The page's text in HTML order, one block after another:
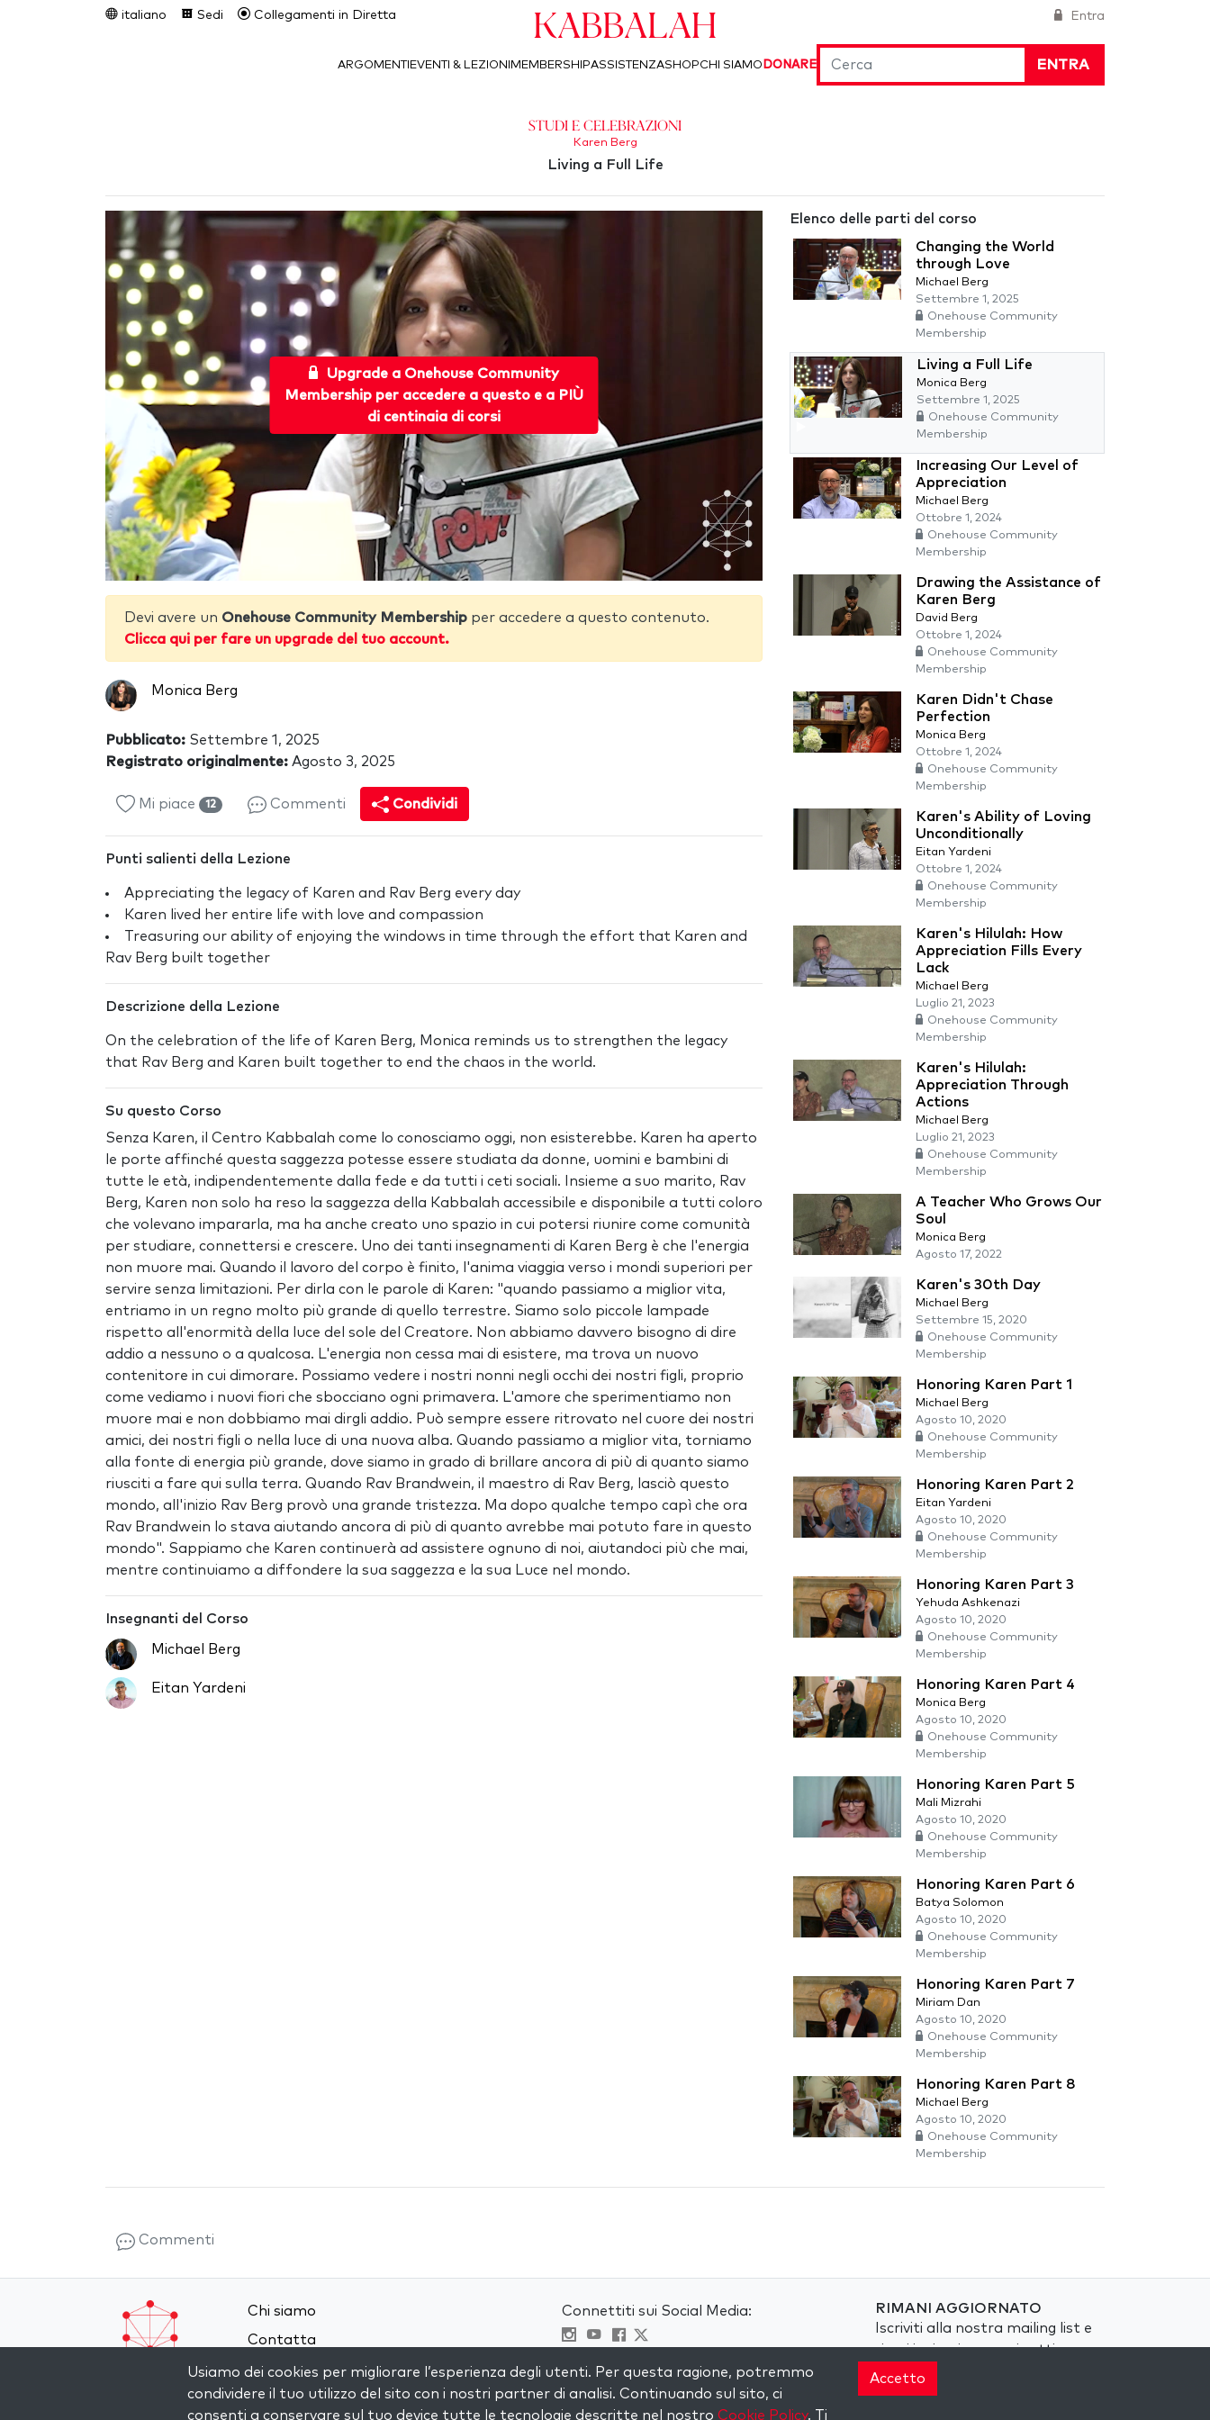
Entra
italiano Sedi Collegamenti in Diretta Kabbalah
ENTRA
ARGOMENTI EVENTI & LEZIONI MEMBERSHIPASSISTENZASHOPCHI SIAMO DONARE
Studi e Celebrazioni
Karen Berg
Living a Full Life
Upgrade a Onehouse Community
Membership per accedere a questo e a PIÙ
di centinaia di corsi
Devi avere un Onehouse Community Membership per accedere a questo contenuto.
Clicca qui per fare un upgrade del tuo account.
Monica Berg
Pubblicato: Settembre 1, 2025
Registrato originalmente: Agosto 3, 2025
Mi piace 12 Commenti Condividi
Punti salienti della Lezione
Appreciating the legacy of Karen and Rav Berg every day
Karen lived her entire life with love and compassion
Treasuring our ability of enjoying the windows in time through the effort that Karen and
Rav Berg built together
Descrizione della Lezione
On the celebration of the life of Karen Berg, Monica reminds us to strengthen the legacy
that Rav Berg and Karen built together to end the chaos in the world.
Su questo Corso
Senza Karen, il Centro Kabbalah come lo conosciamo oggi, non esisterebbe. Karen ha aperto
le porte affinché questa saggezza potesse essere studiata da donne, uomini e bambini di
tutte le età, indipendentemente dalla fede e da tutti i ceti sociali. Insieme a suo marito, Rav
Berg, Karen non solo ha reso la saggezza della Kabbalah accessibile e disponibile a tutti coloro
che volevano impararla, ma ha anche creato uno spazio in cui potersi riunire come comunità
per studiare, connettersi e crescere. Uno dei tanti insegnamenti di Karen Berg è che l'energia
non muore mai. Quando il lavoro del corpo è finito, l'anima viaggia verso i mondi superiori per
servire senza limitazioni. Per dirla con le parole di Karen: "quando passiamo a miglior vita,
entriamo in un regno molto più grande di quello terrestre. Siamo solo piccole lampade
rispetto all'enormità della luce del sole del Creatore. Non abbiamo davvero bisogno di dire
addio a nessuno o a qualcosa. L'energia non cessa mai di esistere, ma trova un nuovo
contenitore in cui dimorare. Possiamo vedere i nostri nonni negli occhi dei nostri figli, proprio
come vediamo i nuovi fiori che sbocciano ogni primavera. L'amore che sperimentiamo non
muore mai e non dobbiamo mai dirgli addio. Può sempre essere ritrovato nel cuore dei nostri
amici, dei nostri figli o nella luce di una nuova alba. Quando passiamo a miglior vita, torniamo
alla fonte di energia più grande, dove siamo in grado di brillare ancora di più di quanto siamo
riusciti a fare qui sulla terra. Quando Rav Brandwein, il maestro di Rav Berg, lasciò questo
mondo, all'inizio Rav Berg provò una grande tristezza. Ma dopo qualche tempo capì che ora
Rav Brandwein lo stava aiutando ancora di più di quanto avrebbe mai potuto fare in questo
mondo". Sappiamo che Karen continuerà ad assistere ognuno di noi, aiutandoci più che mai,
mentre continuiamo a diffondere la sua saggezza e la sua Luce nel mondo.
Insegnanti del Corso
Michael Berg
Eitan Yardeni
Elenco delle parti del corso
Changing the World
through Love
Michael Berg
Settembre 1, 2025
Onehouse Community
Membership
Living a Full Life
Monica Berg
Settembre 1, 2025
Onehouse Community
Membership
Increasing Our Level of
Appreciation
Michael Berg
Ottobre 1, 2024
Onehouse Community
Membership
Drawing the Assistance of
Karen Berg
David Berg
Ottobre 1, 2024
Onehouse Community
Membership
Karen Didn't Chase
Perfection
Monica Berg
Ottobre 1, 2024
Onehouse Community
Membership
Karen's Ability of Loving
Unconditionally
Eitan Yardeni
Ottobre 1, 2024
Onehouse Community
Membership
Karen's Hilulah: How
Appreciation Fills Every
Lack
Michael Berg
Luglio 21, 2023
Onehouse Community
Membership
Karen's Hilulah:
Appreciation Through
Actions
Michael Berg
Luglio 21, 2023
Onehouse Community
Membership
A Teacher Who Grows Our
Soul
Monica Berg
Agosto 17, 2022
Karen's 30th Day
Michael Berg
Settembre 15, 2020
Onehouse Community
Membership
Honoring Karen Part 1
Michael Berg
Agosto 10, 2020
Onehouse Community
Membership
Honoring Karen Part 2
Eitan Yardeni
Agosto 10, 2020
Onehouse Community
Membership
Honoring Karen Part 3
Yehuda Ashkenazi
Agosto 10, 2020
Onehouse Community
Membership
Honoring Karen Part 4
Monica Berg
Agosto 10, 2020
Onehouse Community
Membership
Honoring Karen Part 5
Mali Mizrahi
Agosto 10, 2020
Onehouse Community
Membership
Honoring Karen Part 6
Batya Solomon
Agosto 10, 2020
Onehouse Community
Membership
Honoring Karen Part 7
Miriam Dan
Agosto 10, 2020
Onehouse Community
Membership
Honoring Karen Part 8
Michael Berg
Agosto 10, 2020
Onehouse Community
Membership
Commenti
Chi siamo
Contatta
Termini e Condizioni
Privacy Policy
Connettiti sui Social Media:
Visit kabbalah master classes
RIMANI AGGIORNATO
Iscriviti alla nostra mailing list e
ricevi ispirazione ogni settimana
nella tua casella di posta.
Usiamo dei cookies per migliorare l’esperienza degli utenti. Per questa ragione, potremmo
condividere il tuo utilizzo del sito con i nostri partner di analisi. Continuando sul sito, ci
consenti a conservare sul tuo device tutte le tecnologie descritte nel nostro Cookie Policy. Ti
Accetto